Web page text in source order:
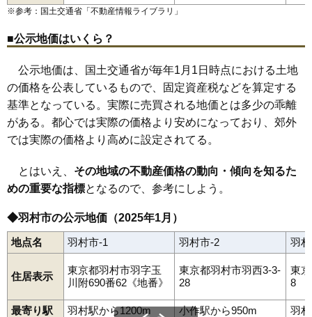
※参考：国土交通省「不動産情報ライブラリ 」
■公示地価はいくら？
公示地価は、国土交通省が毎年1月1日時点における土地
の価格を公表しているもので、固定資産税などを算定する
基準となっている。実際に売買される地価とは多少の乖離
がある。都心では実際の価格より安めになっており、郊外
では実際の価格より高めに設定されてる。
とはいえ、 その地域の不動産価格の動向・傾向を知るた
めの重要な指標となるので、参考にしよう。
◆羽村市の公示地価（2025年1月）
地点名 羽村市-1 羽村市-2 羽
住居表示
東京都羽村市羽字玉
川附690番62《地番》
東京都羽村市羽西3-3-
28
東
8
最寄り駅 羽村駅から1200m 小作駅から950m
羽